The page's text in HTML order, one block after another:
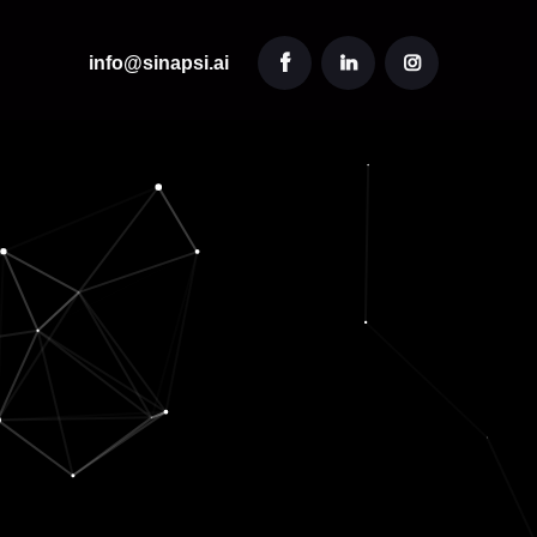
info@sinapsi.ai